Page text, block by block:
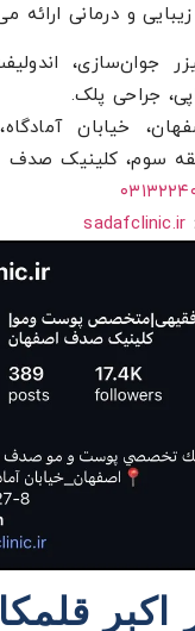
و درمانی ارائه
جوان‌سازی،
جراحی پلک.
خیابان
sadafclinic.ir